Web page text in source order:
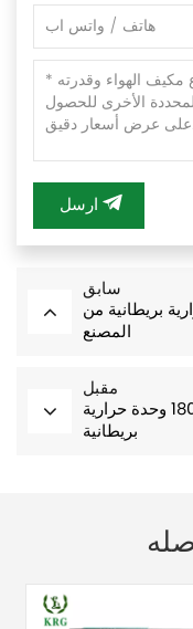
ارسل
سابق
وحدة حرارية بريطانية من
المصنع
مقبل
مُصنِّع مكيفات الهواء النافذة 18000 وحدة حرارية
بريطانية